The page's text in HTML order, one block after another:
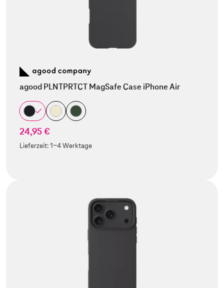
agood PLNTPRTCT MagSafe Case iPhone Air
24,95 €
Lieferzeit:1-4 Werktage